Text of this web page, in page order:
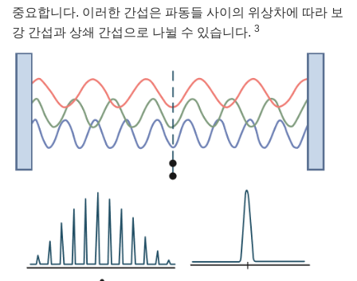
중요합니다. 이러한 간섭은 파동들 사이의 위상차에 따라 보
강 간섭과 상쇄 간섭으로 나뉠 수 있습니다. 3